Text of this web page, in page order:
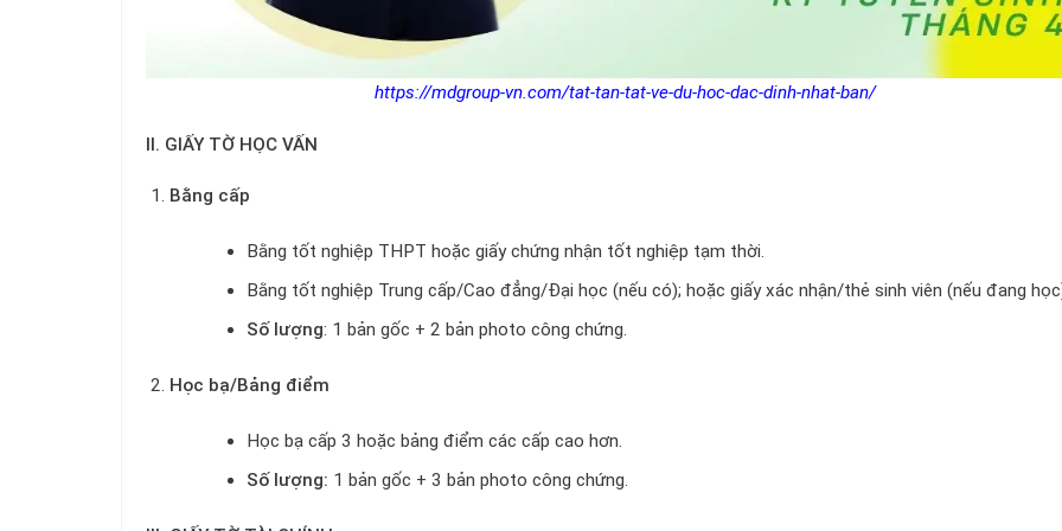
https://mdgroup-vn.com/tat-tan-tat-ve-du-hoc-dac-dinh-nhat-ban/
II. GIẤY TỜ HỌC VẤN
Bằng cấp
Bằng tốt nghiệp THPT hoặc giấy chứng nhận tốt nghiệp tạm thời.
Bằng tốt nghiệp Trung cấp/Cao đẳng/Đại học (nếu có); hoặc giấy xác nhận/thẻ sinh viên (nếu đang
Số lượng: 1 bản gốc + 2 bản photo công chứng.
Học bạ/Bảng điểm
Học bạ cấp 3 hoặc bảng điểm các cấp cao hơn.
Số lượng: 1 bản gốc + 3 bản photo công chứng.